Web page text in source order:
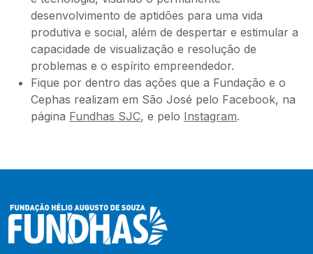
desenvolvimento de aptidões para uma vida
produtiva e social, além de despertar e estimular a
capacidade de visualização e resolução de
problemas e o espírito empreendedor.
Fique por dentro das ações que a Fundação e o
Cephas realizam em São José pelo Facebook, na
página Fundhas SJC, e pelo Instagram.